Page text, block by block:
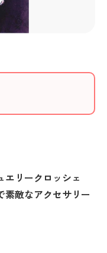
エリークロッシェ
素敵なアクセサリー